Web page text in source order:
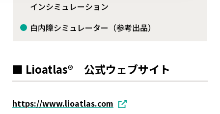
インシミュレーション
白内障シミュレーター（参考出品）
■ Lioatlas® 公式ウェブサイト
https://www.lioatlas.com